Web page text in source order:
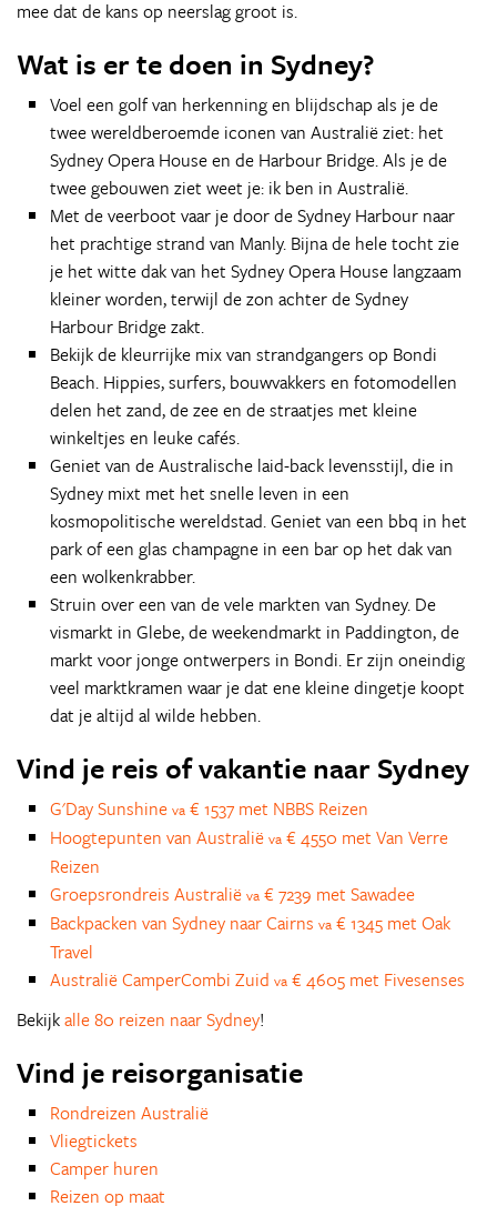
mee dat de kans op neerslag groot is.
Wat is er te doen in Sydney?
Voel een golf van herkenning en blijdschap als je de
twee wereldberoemde iconen van Australië ziet: het
Sydney Opera House en de Harbour Bridge. Als je de
twee gebouwen ziet weet je: ik ben in Australië.
Met de veerboot vaar je door de Sydney Harbour naar
het prachtige strand van Manly. Bijna de hele tocht zie
je het witte dak van het Sydney Opera House langzaam
kleiner worden, terwijl de zon achter de Sydney
Harbour Bridge zakt.
Bekijk de kleurrijke mix van strandgangers op Bondi
Beach. Hippies, surfers, bouwvakkers en fotomodellen
delen het zand, de zee en de straatjes met kleine
winkeltjes en leuke cafés.
Geniet van de Australische laid-back levensstijl, die in
Sydney mixt met het snelle leven in een
kosmopolitische wereldstad. Geniet van een bbq in het
park of een glas champagne in een bar op het dak van
een wolkenkrabber.
Struin over een van de vele markten van Sydney. De
vismarkt in Glebe, de weekendmarkt in Paddington, de
markt voor jonge ontwerpers in Bondi. Er zijn oneindig
veel marktkramen waar je dat ene kleine dingetje koopt
dat je altijd al wilde hebben.
Vind je reis of vakantie naar Sydney
G'Day Sunshine va € 1537 met NBBS Reizen
Hoogtepunten van Australië va € 4550 met Van Verre
Reizen
Groepsrondreis Australië va € 7239 met Sawadee
Backpacken van Sydney naar Cairns va € 1345 met Oak
Travel
Australië CamperCombi Zuid va € 4605 met Fivesenses
Bekijkalle 80 reizen naar Sydney!
Vind je reisorganisatie
Rondreizen Australië
Vliegtickets
Camper huren
Reizen op maat